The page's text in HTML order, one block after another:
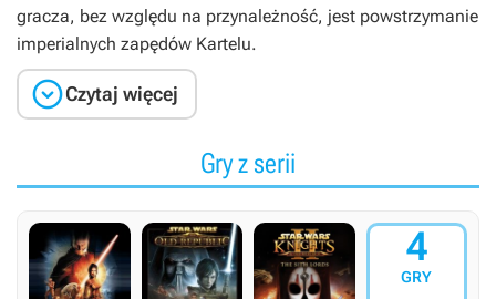
gracza, bez względu na przynależność, jest powstrzymanie
imperialnych zapędów Kartelu.
Czytaj więcej
Gry z serii
4
GRY